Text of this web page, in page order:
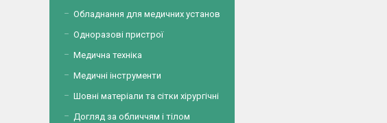
Обладнання для медичних установ
Одноразові пристрої
Медична техніка
Медичні інструменти
Шовні матеріали та сітки хірургічні
Догляд за обличчям і тілом